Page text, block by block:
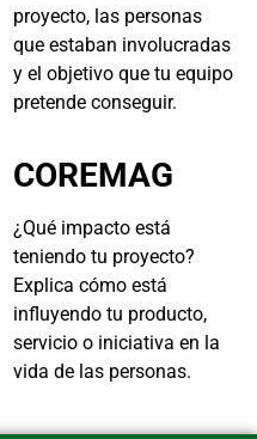
proyecto, las personas
que estaban involucradas
y el objetivo que tu equipo
pretende conseguir.
COREMAG
¿Qué impacto está
teniendo tu proyecto?
Explica cómo está
influyendo tu producto,
servicio o iniciativa en la
vida de las personas.